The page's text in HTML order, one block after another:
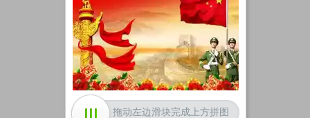
加载中
拖动左边滑块完成上方拼图